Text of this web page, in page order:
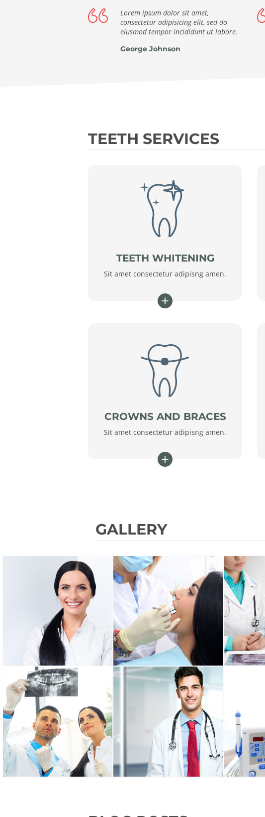
Lorem ipsum dolor sit amet,
consectetur adipisicing elit, sed do
eiusmod tempor incididunt ut labore.
George Johnson
TEETH SERVICES
TEETH WHITENING
Sit amet consectetur adipisng amen.
+
CROWNS AND BRACES
Sit amet consectetur adipisng amen.
+
GALLERY